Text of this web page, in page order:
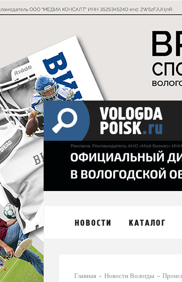
НОВОСТИ КАТАЛОГ
Главная Новости Вологды